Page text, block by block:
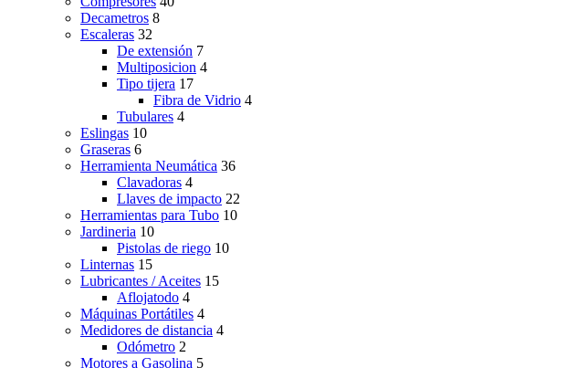
Decametros 8
Escaleras 32
De extensión 7
Multiposicion 4
Tipo tijera 17
Fibra de Vidrio 4
Tubulares 4
Eslingas 10
Graseras 6
Herramienta Neumática 36
Clavadoras 4
Llaves de impacto 22
Herramientas para Tubo 10
Jardineria 10
Pistolas de riego 10
Linternas 15
Lubricantes / Aceites 15
Aflojatodo 4
Máquinas Portátiles 4
Medidores de distancia 4
Odómetro 2
Motores a Gasolina 5